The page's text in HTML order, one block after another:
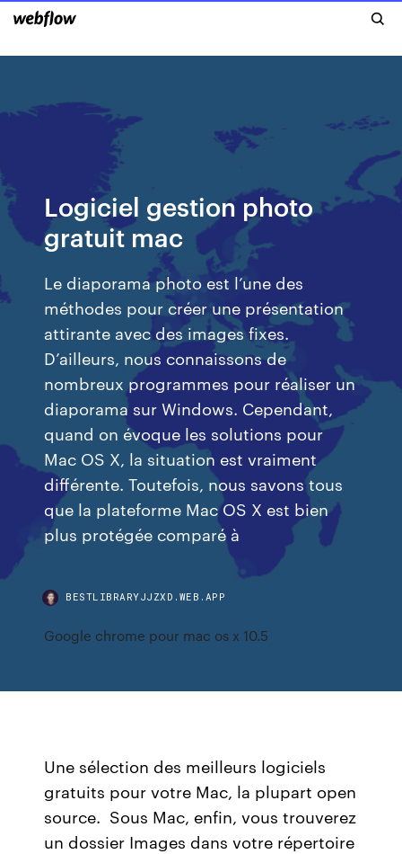
Logiciel gestion photo
gratuit mac
Le diaporama photo est l’une des
méthodes pour créer une présentation
attirante avec des images fixes.
D’ailleurs, nous connaissons de
nombreux programmes pour réaliser un
diaporama sur Windows. Cependant,
quand on évoque les solutions pour
Mac OS X, la situation est vraiment
différente. Toutefois, nous savons tous
que la plateforme Mac OS X est bien
plus protégée comparé à
BESTLIBRARYJJZXD.WEB.APP
Google chrome pour mac os x 10.5
Une sélection des meilleurs logiciels
gratuits pour votre Mac, la plupart open
source. ‎ Sous Mac, enfin, vous trouverez
un dossier Images dans votre répertoire